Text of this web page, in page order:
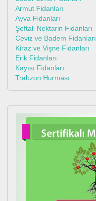
Armut Fidanları
Ayva Fidanları
Şeftali Nektarin Fidanları
Ceviz ve Badem Fidanları
Kiraz ve Vişne Fidanları
Erik Fidanları
Kayısı Fidanları
Trabzon Hurması